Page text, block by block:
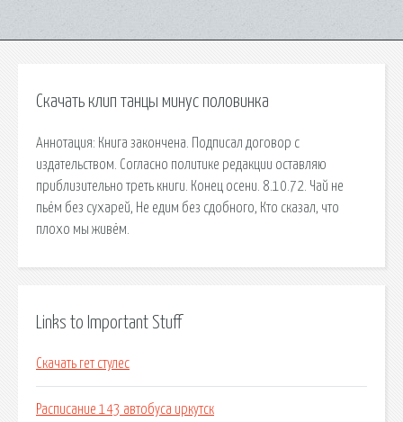
Скачать клип танцы минус половинка
Аннотация: Книга закончена. Подписал договор с
издательством. Согласно политике редакции оставляю
приблизительно треть книги. Конец осени. 8.10.72. Чай не
пьём без сухарей, Не едим без сдобного, Кто сказал, что
плохо мы живём.
Links to Important Stuff
Скачать гет стулес
Расписание 143 автобуса иркутск